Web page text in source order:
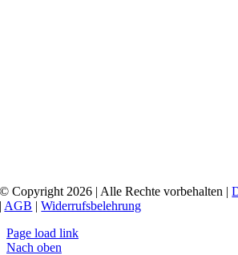
© Copyright 2026 | Alle Rechte vorbehalten |
| AGB |Widerrufsbelehrung
Page load link
Nach oben